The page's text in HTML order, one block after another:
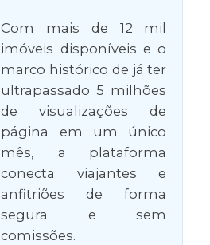
Com mais de 12 mil
imóveis disponíveis e o
marco histórico de já ter
ultrapassado 5 milhões
de visualizações de
página em um único
mês, a plataforma
conecta viajantes e
anfitriões de forma
segura e sem
comissões.